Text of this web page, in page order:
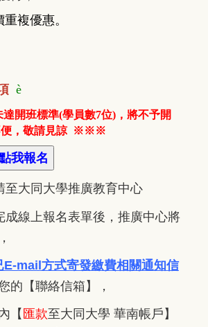
重複優惠。
è
開班標準(學員數7位)，將不予開
，敬請見諒 ※※※
至大同大學推廣教育中心
成線上報名表單後，推廣中心將
E-mail方式寄發繳費相關通知信
的【聯絡信箱】，
【 匯款至大同大學 華南帳戶】